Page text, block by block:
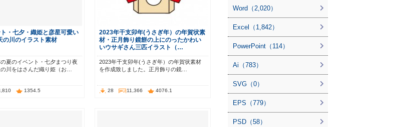
・七夕・織姫と彦星可愛い
の川のイラスト素材
夏のイベント・七夕まつり夜
川をはさんだ織り姫（お…
1354.5
2023年干支卯年(うさぎ年）の年賀状素
材・正月飾り鏡餅の上にのったかわい
いウサギさん三匹イラスト（…
2023年干支卯年(うさぎ年）の年賀状素材
を作成致しました。正月飾りの鏡…
28 11,366 4076.1
Word（2,020）
Excel（1,842）
PowerPoint（114）
Ai（783）
SVG（0）
EPS（779）
PSD（58）